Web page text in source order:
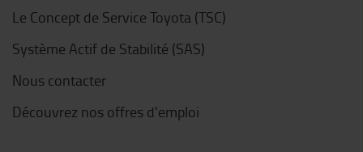
Le Concept de Service Toyota (TSC)
Système Actif de Stabilité (SAS)
Nous contacter
Découvrez nos offres d'emploi